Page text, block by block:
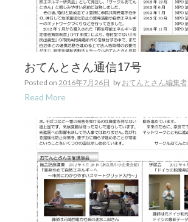
おてんとさん通信17号
Posted on 2016年7月26日 by おてんとさん編集者
Read More